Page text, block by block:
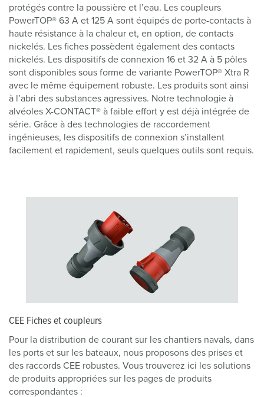
protégés contre la poussière et l’eau. Les coupleurs
PowerTOP® 63 A et 125 A sont équipés de porte-contacts à
haute résistance à la chaleur et, en option, de contacts
nickelés. Les fiches possèdent également des contacts
nickelés. Les dispositifs de connexion 16 et 32 A à 5 pôles
sont disponibles sous forme de variante PowerTOP® Xtra R
avec le même équipement robuste. Les produits sont ainsi
à l’abri des substances agressives. Notre technologie à
alvéoles X-CONTACT® à faible effort y est déjà intégrée de
série. Grâce à des technologies de raccordement
ingénieuses, les dispositifs de connexion s’installent
facilement et rapidement, seuls quelques outils sont requis.
CEE Fiches et coupleurs
Pour la distribution de courant sur les chantiers navals, dans
les ports et sur les bateaux, nous proposons des prises et
des raccords CEE robustes. Vous trouverez ici les solutions
de produits appropriées sur les pages de produits
correspondantes :